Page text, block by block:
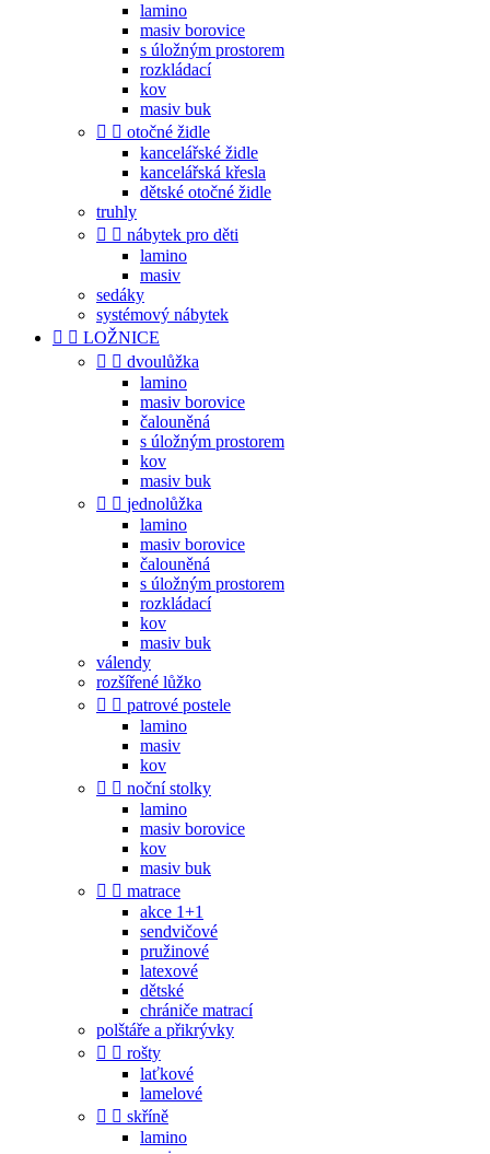
lamino
masiv borovice
s úložným prostorem
rozkládací
kov
masiv buk
  otočné židle
kancelářské židle
kancelářská křesla
dětské otočné židle
truhly
  nábytek pro děti
lamino
masiv
sedáky
systémový nábytek
  LOŽNICE
  dvoulůžka
lamino
masiv borovice
čalouněná
s úložným prostorem
kov
masiv buk
  jednolůžka
lamino
masiv borovice
čalouněná
s úložným prostorem
rozkládací
kov
masiv buk
válendy
rozšířené lůžko
  patrové postele
lamino
masiv
kov
  noční stolky
lamino
masiv borovice
kov
masiv buk
  matrace
akce 1+1
sendvičové
pružinové
latexové
dětské
chrániče matrací
polštáře a přikrývky
  rošty
laťkové
lamelové
  skříně
lamino